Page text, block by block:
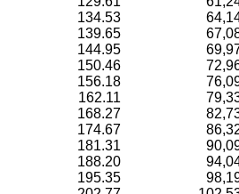
134.53
139.65
144.95
150.46
156.18
162.11
168.27
174.67
181.31
188.20
195.35